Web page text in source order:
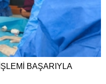
BAŞARIYLA